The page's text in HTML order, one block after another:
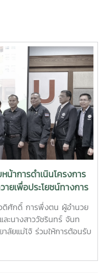
าการดำเนินโครงการ
ยเพื่อประโยชน์ทางการ
ดิศักดิ์ การพึ่งตน ผู้อำนวย
ละนางสาววัชรินทร์ จันท
ยแม่โจ้ ร่วมให้การต้อนรับ
ณะผู้บริหารและเจ้าหน้าที่